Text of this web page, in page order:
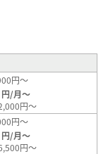
円～
円/月～
円～
円～
円/月～
円～